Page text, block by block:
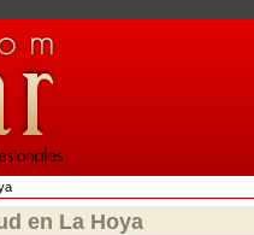
en La Hoya